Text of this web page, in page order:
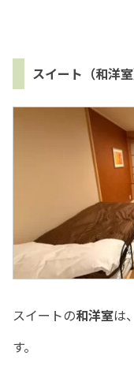
スイート（和洋室
スイートの和洋室は
す。